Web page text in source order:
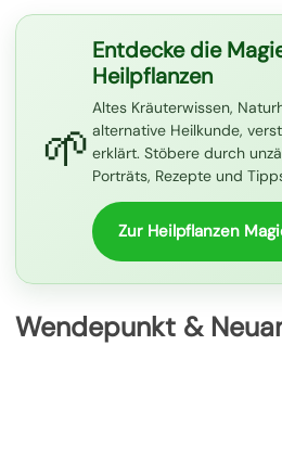
🌱
Entdecke die
Heilpflanzen
Altes Kräuterwissen,
alternative Heilkunde,
erklärt. Stöbere durch
Porträts, Rezepte und
Zur Heilpflanzen
Wendepunkt &